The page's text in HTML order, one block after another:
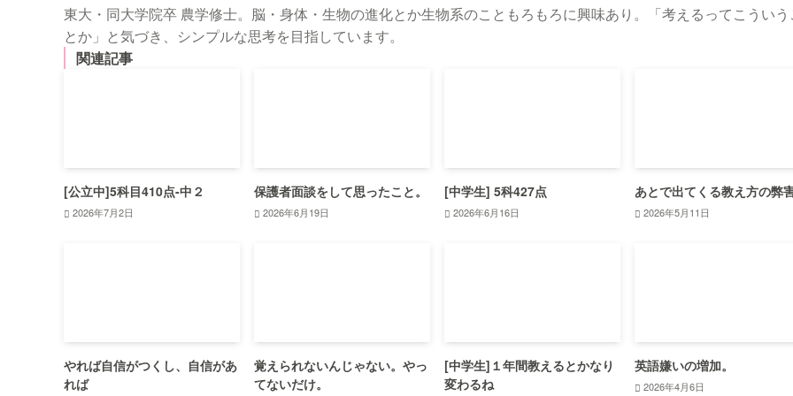
東大・同大学院卒 農学修士。脳・身体・生物の進化とか生物系のこともろもろに興味あり。「考えるってこうい
とか」と気づき、シンプルな思考を目指しています。
関連記事
[公立中]5科目410点-中２
2026年7月2日
保護者面談をして思ったこと。
2026年6月19日
[中学生] 5科427点
2026年6月16日
あとで出てくる教え方の弊
2026年5月11日
やれば自信がつくし、自信があ
れば
覚えられないんじゃない。やっ
てないだけ。
[中学生]１年間教えるとかなり
変わるね
英語嫌いの増加。
2026年4月6日